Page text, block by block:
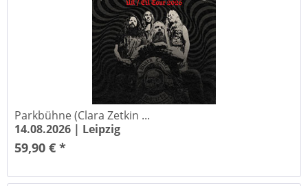
Parkbühne (Clara Zetkin ...
14.08.2026 | Leipzig
59,90 € *